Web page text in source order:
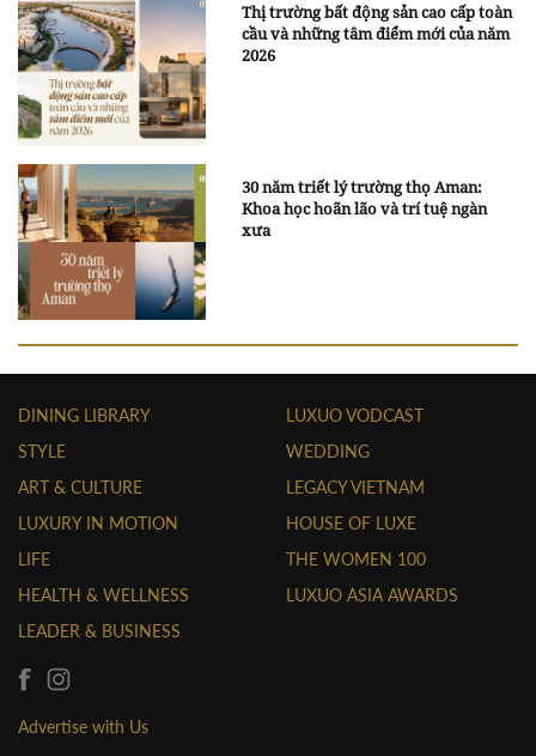
Thị trường bất động sản cao cấp toàn
cầu và những tâm điểm mới của năm
2026
30 năm triết lý trường thọ Aman:
Khoa học hoãn lão và trí tuệ ngàn
xưa
DINING LIBRARY
STYLE
ART & CULTURE
LUXURY IN MOTION
LIFE
HEALTH & WELLNESS
LEADER & BUSINESS
LUXUO VODCAST
WEDDING
LEGACY VIETNAM
HOUSE OF LUXE
THE WOMEN 100
LUXUO ASIA AWARDS
Advertise with Us